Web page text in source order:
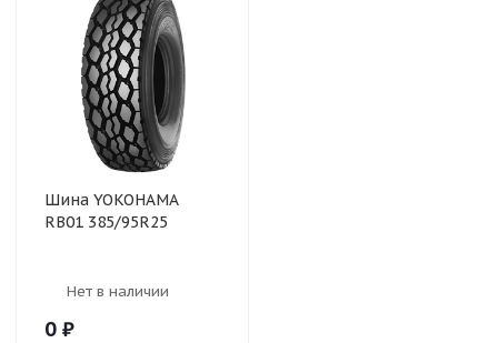
Шина YOKOHAMA
RB01 385/95R25
Нет в наличии
0 ₽